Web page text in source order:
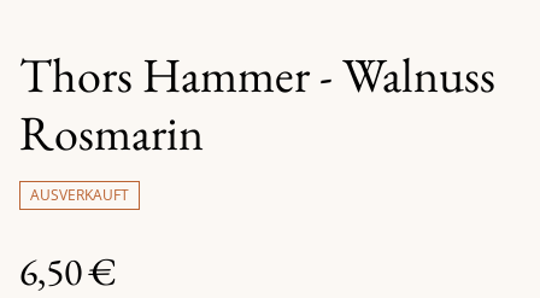
Thors Hammer - Walnuss
Rosmarin
AUSVERKAUFT
6,50 €